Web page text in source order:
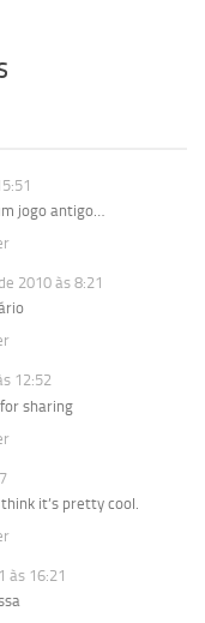
jogo antigo…
2010 às 8:21
12:52
sharing
it’s pretty cool.
às 16:21